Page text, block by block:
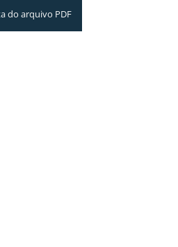
do arquivo PDF